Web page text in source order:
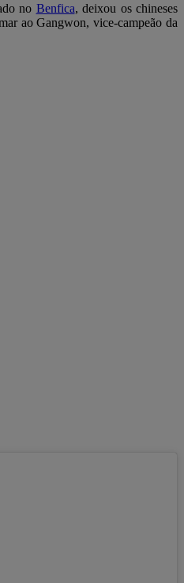
no Benfica, deixou os chineses
ao Gangwon, vice-campeão da